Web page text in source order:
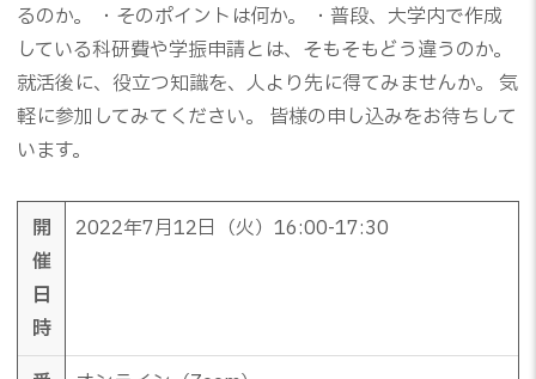
るのか。 ・そのポイントは何か。 ・普段、大学内で作成
している科研費や学振申請とは、そもそもどう違うのか。
就活後に、役立つ知識を、人より先に得てみませんか。 気
軽に参加してみてください。 皆様の申し込みをお待ちして
います。
開
催
日
時
2022年7月12日（火）16:00-17:30